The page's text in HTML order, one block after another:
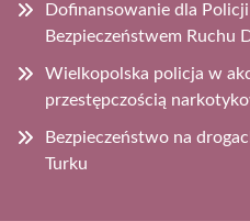
Dofinansowanie dla
Bezpieczeństwem Ruchu
Wielkopolska policja w
przestępczością
Bezpieczeństwo na
Turku